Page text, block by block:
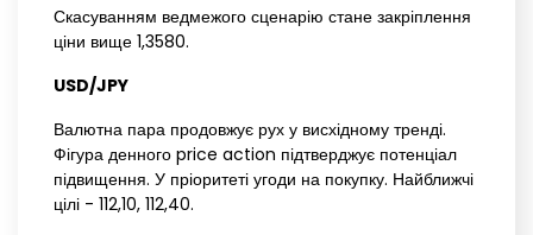
Скасуванням ведмежого сценарію стане закріплення
ціни вище 1,3580.
USD/JPY
Валютна пара продовжує рух у висхідному тренді.
Фігура денного price action підтверджує потенціал
підвищення. У пріоритеті угоди на покупку. Найближчі
цілі - 112,10, 112,40.